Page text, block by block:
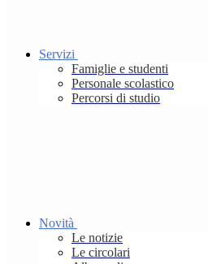
Servizi
Famiglie e studenti
Personale scolastico
Percorsi di studio
Novità
Le notizie
Le circolari